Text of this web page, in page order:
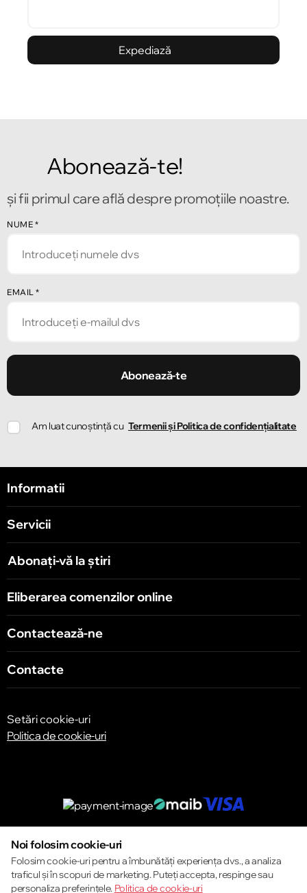
Expediază
Abonează-te!
și fii primul care află despre promoțiile noastre.
NUME *
EMAIL *
Abonează-te
Am luat cunoștință cu Termenii și Politica de confidențialitate
Informatii
Servicii
Abonați-vă la știri
Eliberarea comenzilor online
Contactează-ne
Contacte
Setări cookie-uri
Politica de cookie-uri
© 2013 – 2026 ECOM
Noi folosim cookie-uri
Folosim cookie-uri pentru a îmbunătăți experiența dvs., a analiza
traficul și în scopuri de marketing. Puteți accepta, respinge sau
personaliza preferințele. Politica de cookie-uri